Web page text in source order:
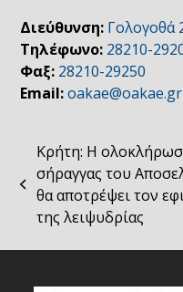
Διεύθυνση: Γολογοθά
Τηλέφωνο: 28210-
Φαξ: 28210-29250
Email: oakae@oakae.gr
previous
post:
Κρήτη: Η
σήραγγας του
θα αποτρέψει τον
της λειψυδρίας